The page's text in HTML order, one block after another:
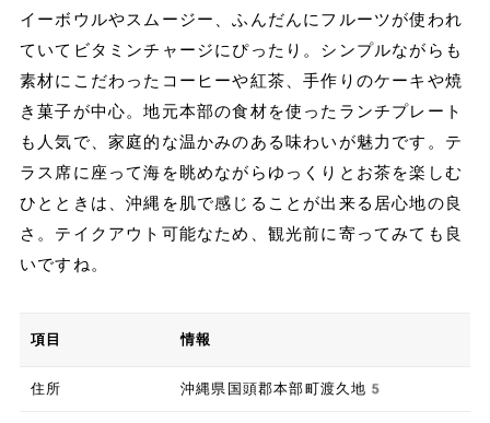
イーボウルやスムージー、ふんだんにフルーツが使われ
ていてビタミンチャージにぴったり。シンプルながらも
素材にこだわったコーヒーや紅茶、手作りのケーキや焼
き菓子が中心。地元本部の食材を使ったランチプレート
も人気で、家庭的な温かみのある味わいが魅力です。テ
ラス席に座って海を眺めながらゆっくりとお茶を楽しむ
ひとときは、沖縄を肌で感じることが出来る居心地の良
さ。テイクアウト可能なため、観光前に寄ってみても良
いですね。
項目 情報
住所 沖縄県国頭郡本部町渡久地5